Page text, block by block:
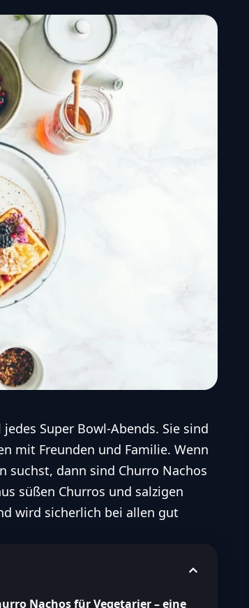
Super Bowl-Abends. Sie sind
mit Freunden und Familie. Wenn
suchst, dann sind Churro Nachos
süßen Churros und salzigen
wird sicherlich bei allen gut
Nachos für Vegetarier – eine